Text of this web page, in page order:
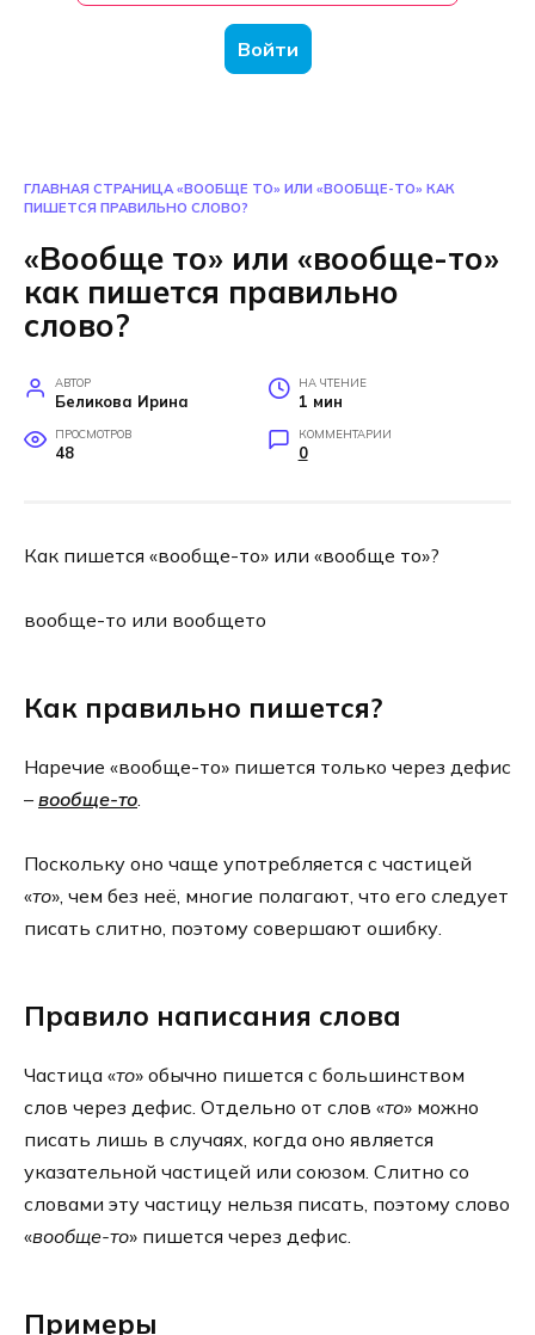
Войти
ГЛАВНАЯ СТРАНИЦА «ВООБЩЕ ТО» ИЛИ «ВООБЩЕ-ТО» КАК
ПИШЕТСЯ ПРАВИЛЬНО СЛОВО?
«Вообще то» или «вообще-то»
как пишется правильно
слово?
АВТОР
Беликова Ирина
НА ЧТЕНИЕ
1 мин
ПРОСМОТРОВ
48
КОММЕНТАРИИ
0
Как пишется «вообще-то» или «вообще то»?
вообще-то или вообщето
Как правильно пишется?
Наречие «вообще-то» пишется только через дефис
– вообще-то
Поскольку оно чаще употребляется с частицей
«то», чем без неё, многие полагают, что его следует
писать слитно, поэтому совершают ошибку.
Правило написания слова
Частица «то» обычно пишется с большинством
слов через дефис. Отдельно от слов «то» можно
писать лишь в случаях, когда оно является
указательной частицей или союзом. Слитно со
словами эту частицу нельзя писать, поэтому слово
«вообще-то» пишется через дефис.
Примеры